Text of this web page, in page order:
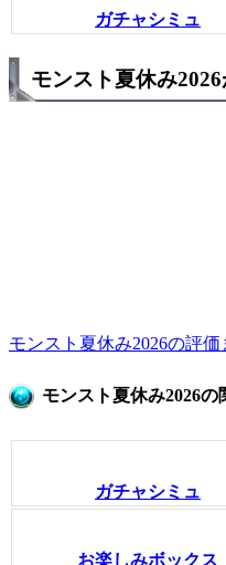
ガチャシミュ
モンスト夏休み2026
モンスト夏休み2026の評価
モンスト夏休み2026の
ガチャシミュ
お楽しみボックス